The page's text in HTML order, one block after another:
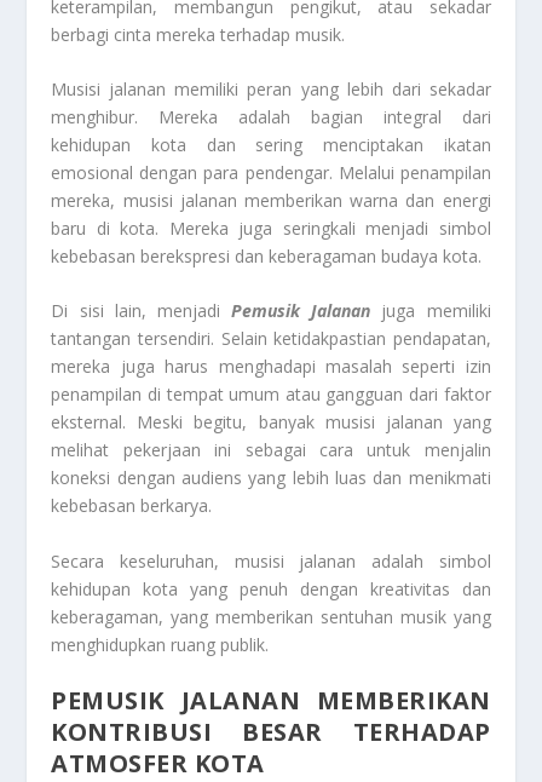
keterampilan, membangun pengikut, atau sekadar
berbagi cinta mereka terhadap musik.
Musisi jalanan memiliki peran yang lebih dari sekadar
menghibur. Mereka adalah bagian integral dari
kehidupan kota dan sering menciptakan ikatan
emosional dengan para pendengar. Melalui penampilan
mereka, musisi jalanan memberikan warna dan energi
baru di kota. Mereka juga seringkali menjadi simbol
kebebasan berekspresi dan keberagaman budaya kota.
Di sisi lain, menjadiPemusik Jalanan juga memiliki
tantangan tersendiri. Selain ketidakpastian pendapatan,
mereka juga harus menghadapi masalah seperti izin
penampilan di tempat umum atau gangguan dari faktor
eksternal. Meski begitu, banyak musisi jalanan yang
melihat pekerjaan ini sebagai cara untuk menjalin
koneksi dengan audiens yang lebih luas dan menikmati
kebebasan berkarya.
Secara keseluruhan, musisi jalanan adalah simbol
kehidupan kota yang penuh dengan kreativitas dan
keberagaman, yang memberikan sentuhan musik yang
menghidupkan ruang publik.
PEMUSIK JALANAN MEMBERIKAN
KONTRIBUSI BESAR TERHADAP
ATMOSFER KOTA